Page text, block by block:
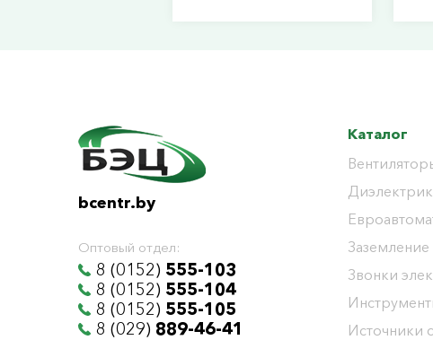
bcentr.by
Оптовый отдел:
8 (0152) 555-103
8 (0152) 555-104
8 (0152) 555-105
8 (029) 889-46-41
Каталог
Звонки
Источники